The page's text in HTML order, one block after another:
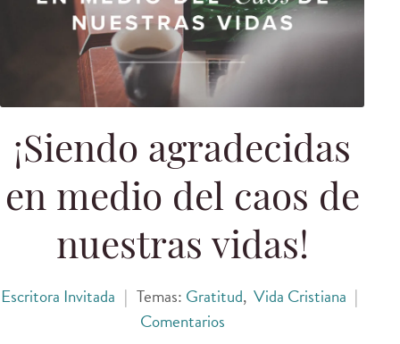
¡Siendo agradecidas
en medio del caos de
nuestras vidas!
Escritora Invitada | Temas: Gratitud, Vida Cristiana |
Comentarios